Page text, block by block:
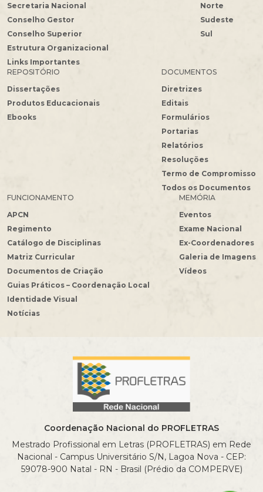
Secretaria Nacional
Conselho Gestor
Conselho Superior
Estrutura Organizacional
Links Importantes
Norte
Sudeste
Sul
REPOSITÓRIO
Dissertações
Produtos Educacionais
Ebooks
DOCUMENTOS
Diretrizes
Editais
Formulários
Portarias
Relatórios
Resoluções
Termo de Compromisso
Todos os Documentos
FUNCIONAMENTO
APCN
Regimento
Catálogo de Disciplinas
Matriz Curricular
Documentos de Criação
Guias Práticos – Coordenação Local
Identidade Visual
MEMÓRIA
Eventos
Exame Nacional
Ex-Coordenadores
Galeria de Imagens
Vídeos
Notícias
Coordenação Nacional do PROFLETRAS
Mestrado Profissional em Letras (PROFLETRAS) em Rede
Nacional - Campus Universitário S/N, Lagoa Nova - CEP:
59078-900 Natal - RN - Brasil (Prédio da COMPERVE)